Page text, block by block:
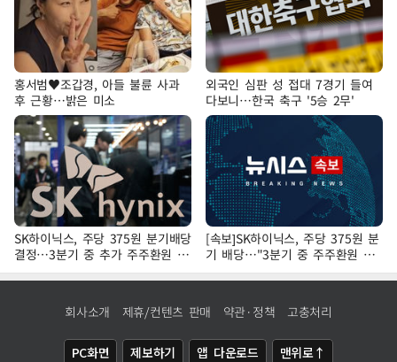
홍서범♥조갑경, 아들 불륜 사과
후 근황…밝은 미소
외국인 심판 성 접대 7경기 들여
다보니…한국 축구 '5승 2무'
SK하이닉스, 주당 375원 분기배당
결정…3분기 중 추가 주주환원 발
표
[속보]SK하이닉스, 주당 375원 분
기 배당…"3분기 중 주주환원 방
안 확정"
회사소개 제휴/컨텐츠 판매 약관·정책 고충처리
PC화면 제보하기 앱 다운로드 맨위로↑